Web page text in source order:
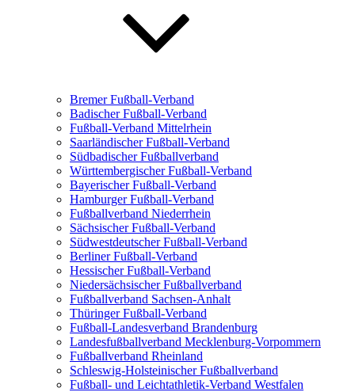
Bremer Fußball-Verband
Badischer Fußball-Verband
Fußball-Verband Mittelrhein
Saarländischer Fußball-Verband
Südbadischer Fußballverband
Württembergischer Fußball-Verband
Bayerischer Fußball-Verband
Hamburger Fußball-Verband
Fußballverband Niederrhein
Sächsischer Fußball-Verband
Südwestdeutscher Fußball-Verband
Berliner Fußball-Verband
Hessischer Fußball-Verband
Niedersächsischer Fußballverband
Fußballverband Sachsen-Anhalt
Thüringer Fußball-Verband
Fußball-Landesverband Brandenburg
Landesfußballverband Mecklenburg-Vorpommern
Fußballverband Rheinland
Schleswig-Holsteinischer Fußballverband
Fußball- und Leichtathletik-Verband Westfalen